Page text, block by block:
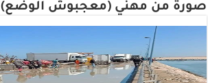
صورة من مهني (معجبوش الوضع)